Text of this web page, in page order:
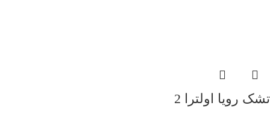
تشک رویا اولترا 2